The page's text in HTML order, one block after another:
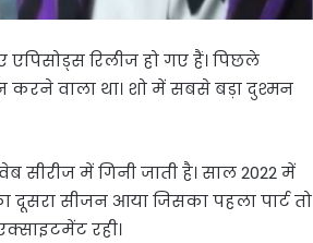
रिलीज हो गए हैं। पिछले
करने वाला था। शो में सबसे बड़ा दुश्मन
सीरीज में गिनी जाती है। साल 2022 में
सीजन आया जिसका पहला पार्ट तो
रही।